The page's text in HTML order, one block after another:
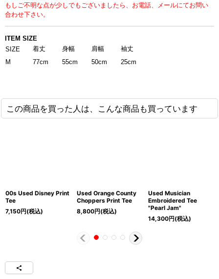
もしご不明な点が少しでもございましたら、お電話、メールにてお問い
合わせ下さい。
ITEM SIZE
SIZE
着丈 身幅 肩幅
袖丈
M
77cm 55cm 50cm 25cm
この商品を買った人は、こんな商品も買っています
00s Used Disney Print
Tee
7,150円(税込)
Used Orange County
Choppers Print Tee
8,800円(税込)
Used Musician
Embroidered Tee
"Pearl Jam"
14,300円(税込)